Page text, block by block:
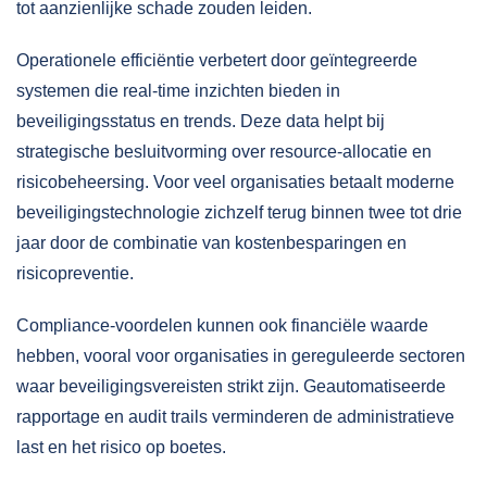
tot aanzienlijke schade zouden leiden.
Operationele efficiëntie verbetert door geïntegreerde
systemen die real-time inzichten bieden in
beveiligingsstatus en trends. Deze data helpt bij
strategische besluitvorming over resource-allocatie en
risicobeheersing. Voor veel organisaties betaalt moderne
beveiligingstechnologie zichzelf terug binnen twee tot drie
jaar door de combinatie van kostenbesparingen en
risicopreventie.
Compliance-voordelen kunnen ook financiële waarde
hebben, vooral voor organisaties in gereguleerde sectoren
waar beveiligingsvereisten strikt zijn. Geautomatiseerde
rapportage en audit trails verminderen de administratieve
last en het risico op boetes.